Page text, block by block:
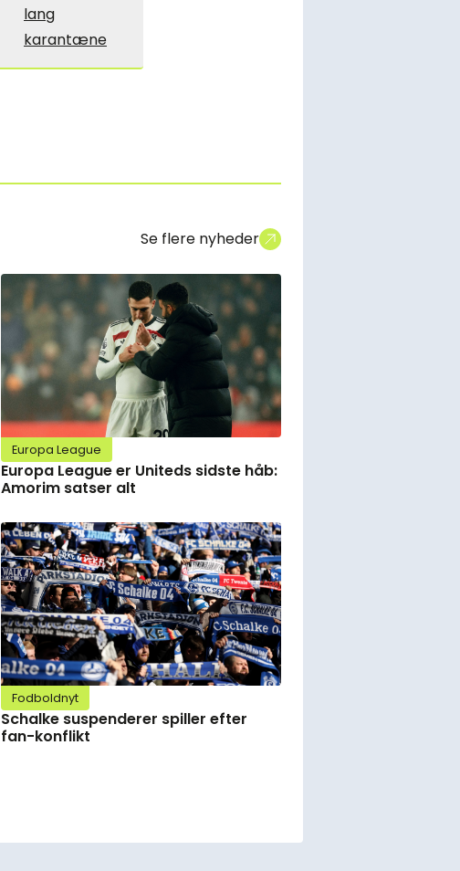
lang
karantæne
Se flere nyheder
Europa League
Europa League er Uniteds sidste håb:
Amorim satser alt
Fodboldnyt
Schalke suspenderer spiller efter
fan-konflikt